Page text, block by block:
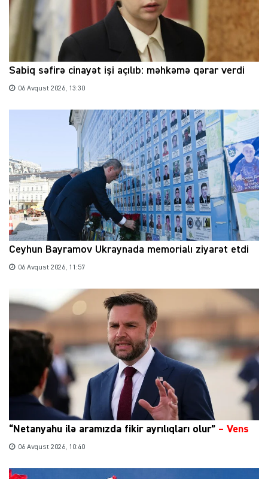
Sabiq səfirə cinayət işi açılıb: məhkəmə qərar verdi
06 Avqust 2026, 13:30
Ceyhun Bayramov Ukraynada memorialı ziyarət etdi
06 Avqust 2026, 11:57
“Netanyahu ilə aramızda fikir ayrılıqları olur” – Vens
06 Avqust 2026, 10:40